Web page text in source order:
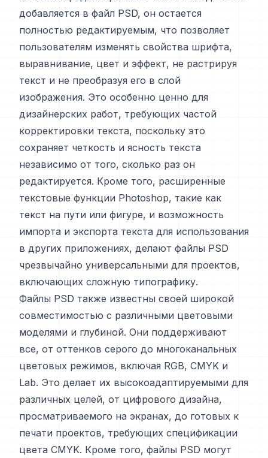
добавляется в файл PSD, он остается
полностью редактируемым, что позволяет
пользователям изменять свойства шрифта,
выравнивание, цвет и эффект, не растрируя
текст и не преобразуя его в слой
изображения. Это особенно ценно для
дизайнерских работ, требующих частой
корректировки текста, поскольку это
сохраняет четкость и ясность текста
независимо от того, сколько раз он
редактируется. Кроме того, расширенные
текстовые функции Photoshop, такие как
текст на пути или фигуре, и возможность
импорта и экспорта текста для использования
в других приложениях, делают файлы PSD
чрезвычайно универсальными для проектов,
включающих сложную типографику.
Файлы PSD также известны своей широкой
совместимостью с различными цветовыми
моделями и глубиной. Они поддерживают
все, от оттенков серого до многоканальных
цветовых режимов, включая RGB, CMYK и
Lab. Это делает их высокоадаптируемыми для
различных целей, от цифрового дизайна,
просматриваемого на экранах, до готовых к
печати проектов, требующих спецификации
цвета CMYK. Кроме того, файлы PSD могут